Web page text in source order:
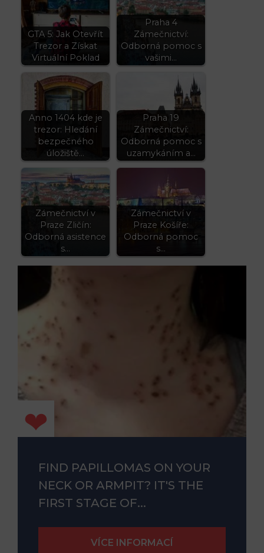
GTA 5: Jak Otevřít
Trezor a Získat
Virtuální Poklad
Praha 4
Zámečnictví:
Odborná pomoc s
vašimi…
Anno 1404 kde je
trezor: Hledání
bezpečného
úložiště…
Praha 19
Zámečnictví:
Odborná pomoc s
uzamykáním a…
Zámečnictví v
Praze Zličín:
Odborná asistence
s…
Zámečnictví v
Praze Košíře:
Odborná pomoc
s…
FIND PAPILLOMAS ON YOUR
NECK OR ARMPIT? IT'S THE
FIRST STAGE OF...